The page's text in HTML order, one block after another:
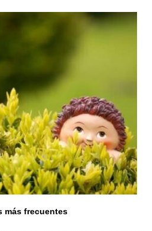
más frecuentes